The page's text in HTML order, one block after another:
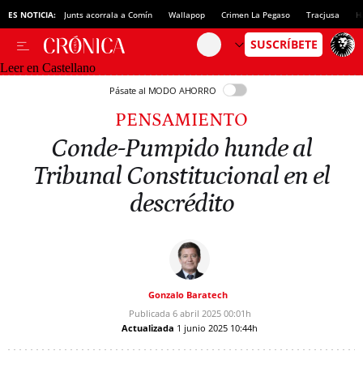
ES NOTICIA: Junts acorrala a Comín Wallapop Crimen La Pegaso Tracjusa
Leer en Castellano
Pásate al MODO AHORRO
PENSAMIENTO
Conde-Pumpido hunde al
Tribunal Constitucional en el
descrédito
Gonzalo Baratech
Publicada 6 abril 2025 00:01h
Actualizada 1 junio 2025 10:44h